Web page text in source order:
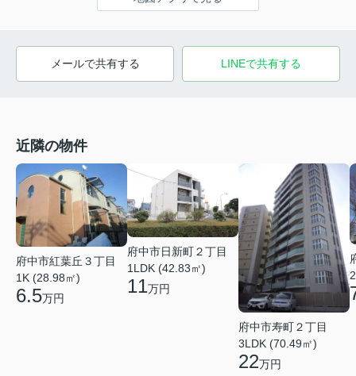
メールで共有する LINEで共有する
近隣の物件
府中市紅葉丘３丁目
1K (28.98㎡)
6.5万円
府中市日新町２丁目
1LDK (42.83㎡)
11万円
府中市寿町２丁目
3LDK (70.49㎡)
22万円